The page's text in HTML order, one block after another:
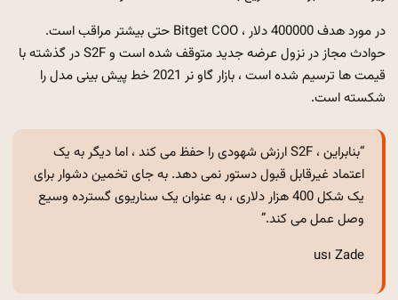
در مورد هدف 400000 دلار ، Bitget COO حتی بیشتر مراقب است.
حوادث مجاز در نزول عرضه جدید متوقف شده است و S2F در گذشته با
قیمت ها ترسیم شده است ، بازار گاو نر 2021 خط پیش بینی مدل را
شکسته است.
“بنابراین ، S2F ارزش شهودی را حفظ می کند ، اما دیگر به یک
اعتماد غیرقابل قبول دستور نمی دهد. به جای تخمین دشوار برای
یک شکل 400 هزار دلاری ، به عنوان یک سناریوی گسترده وسیع
وصل عمل می کند.”
usı Zade